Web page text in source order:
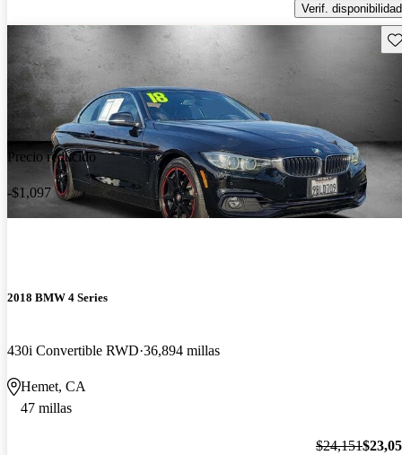
Verif. disponibilidad
Precio reducido
-$1,097
2018 BMW 4 Series
430i Convertible RWD 36,894 millas
Hemet, CA
47 millas
$24,151